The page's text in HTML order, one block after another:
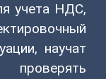
учета НДС,
научат
проверять